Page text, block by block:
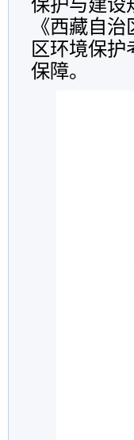
保护与建设
《西藏自
区环境保
保障。